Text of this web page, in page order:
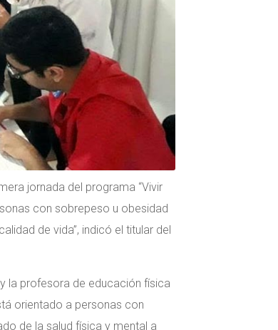
jornada del programa “Vivir
con sobrepeso u obesidad
de vida”, indicó el titular del
la profesora de educación física
orientado a personas con
de la salud física y mental a